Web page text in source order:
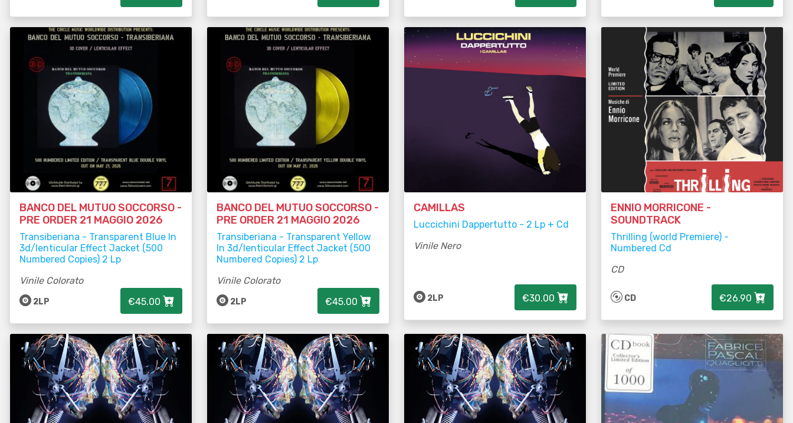
BANCO DEL MUTUO SOCCORSO -
PRE ORDER 21 MAGGIO 2026
Transiberiana - Transparent Blue In
3d/lenticular Effect Jacket (500
Numbered Copies) 2 Lp
Vinile Colorato
2LP €45.00
BANCO DEL MUTUO SOCCORSO -
PRE ORDER 21 MAGGIO 2026
Transiberiana - Transparent Yellow
In 3d/lenticular Effect Jacket (500
Numbered Copies) 2 Lp
Vinile Colorato
2LP €45.00
CAMILLAS
Luccichini Dappertutto - 2 Lp + Cd
Vinile Nero
2LP €30.00
ENNIO MORRICONE -
SOUNDTRACK
Thrilling (world Premiere) -
Numbered Cd
CD
CD €26.90